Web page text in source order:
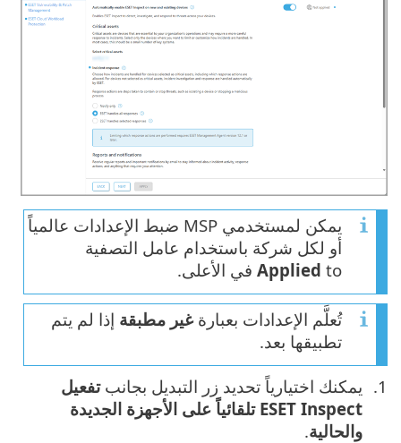
يمكن لمستخدمي MSP ضبط الإعدادات عالمياً
أو لكل شركة باستخدام عامل التصفية
Applied to في الأعلى.
تُعلَّم الإعدادات بعبارةغير مطبقة إذا لم يتم
تطبيقها بعد.
يمكنك اختيارياً تحديد زر التبديل بجانبتفعيل
ESET Inspect تلقائياً على الأجهزة الجديدة
والحالية.